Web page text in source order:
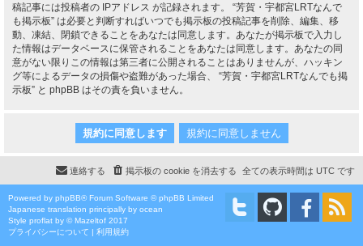
稿記事には投稿者の IPアドレス が記録されます。 “芳賀・宇都宮LRTなんで
も掲示板” は必要と判断すればいつでも掲示板の投稿記事を削除、編集、移
動、凍結、閉鎖できることをあなたは同意します。あなたが掲示板で入力し
た情報はデータベースに保管されることをあなたは同意します。あなたの同
意がない限りこの情報は第三者に公開されることはありませんが、ハッキン
グ等によるデータの損傷や盗難があった場合、 “芳賀・宇都宮LRTなんでも掲
示板” と phpBB はその責を負いません。
全ての表示時間は UTC です
掲示板の cookie を消去する
連絡する
Powered by phpBB® Forum Software © phpBB Limited
Japanese translation principally by ocean
Style proflat by ©Mazeltof 2017
プライバシーについて | 利用規約